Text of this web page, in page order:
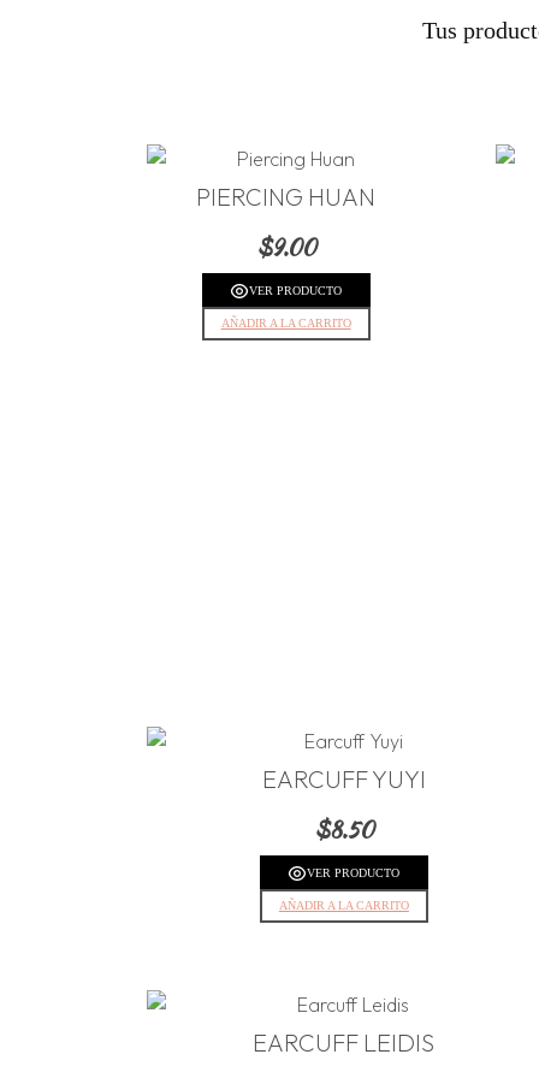
Tus
PIERCING HUAN
$9.00
VER PRODUCTO
AÑADIR A LA CARRITO
EARCUFF YUYI
$8.50
VER PRODUCTO
AÑADIR A LA CARRITO
EARCUFF LEIDIS